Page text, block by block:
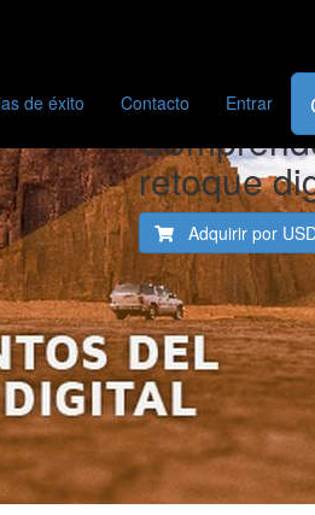
de éxito Contacto Entrar
retoque
Adquirir por